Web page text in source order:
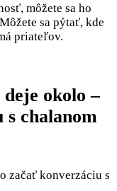
môžete sa ho
sa pýtať, kde
priateľov.
okolo –
chalanom